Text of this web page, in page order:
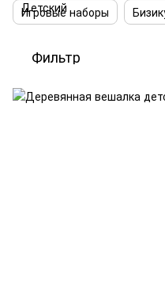
Игровые наборы
Фильтр